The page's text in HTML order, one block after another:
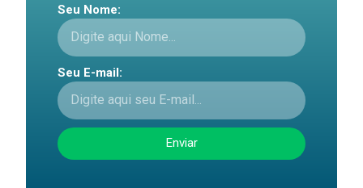
Seu Nome:
Seu E-mail:
Enviar